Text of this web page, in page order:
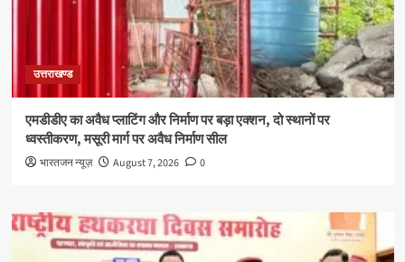
उत्तराखण्ड
एमडीडीए का अवैध प्लाटिंग और निर्माण पर बड़ा एक्शन, दो स्थानों पर
ध्वस्तीकरण, मसूरी मार्ग पर अवैध निर्माण सील
भारतजन न्यूज़ August 7, 2026 0